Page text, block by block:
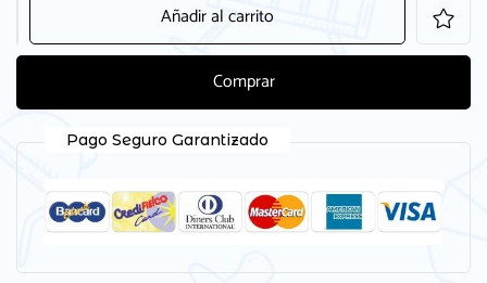
Añadir al carrito
Comprar
Pago Seguro Garantizado